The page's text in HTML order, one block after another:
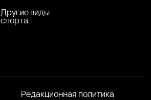
Другие виды
спорта
Редакционная политика